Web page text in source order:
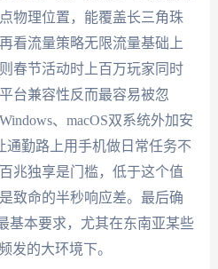
物理位置，能覆盖长三角珠
看流量策略无限流量基础上
春节活动时上百万玩家同时
台兼容性反而最容易被忽
、macOS双系统外加安
通勤路上用手机做日常任务不
兆独享是门槛，低于这个值
致命的半秒响应差。最后确
基本要求，尤其在东南亚某些
发的大环境下。